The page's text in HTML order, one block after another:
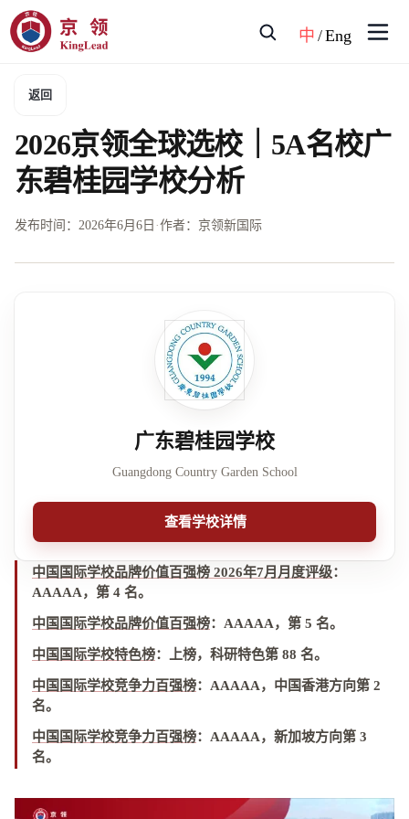
中 /Eng
返回
2026京领全球选校｜5A名校广
东碧桂园学校分析
发布时间： 2026年6月6日 ·作者：京领新国际
中国国际学校品牌价值百强榜 2026年7月月度评级：
AAAAA，第 4 名。
中国国际学校品牌价值百强榜： AAAAA，第 5 名。
中国国际学校特色榜： 上榜，科研特色第 88 名。
中国国际学校竞争力百强榜： AAAAA，中国香港方向第 2
名。
中国国际学校竞争力百强榜： AAAAA，新加坡方向第 3
名。
广东碧桂园学校
Guangdong Country Garden School
查看学校详情